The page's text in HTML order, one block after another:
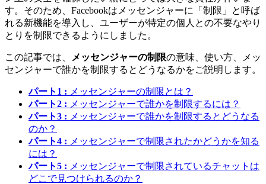
す。そのため、Facebookはメッセンジャーに「制限」と呼ば
れる新機能を導入し、ユーザーが特定の個人との不要なやり
とりを制限できるようにしました。
この記事では、 メッセンジャーの制限の意味、使い方、メッ
センジャーで誰かを制限するとどうなるかをご説明します。
パート1 : メッセンジャーの制限とは？
パート2 : メッセンジャーで誰かを制限するには？
パート3 : メッセンジャーで誰かを制限するとどうなる
のか？
パート4 : メッセンジャーで制限されたかどうかを知る
には？
パート5 : メッセンジャーで制限されているチャットは
どこで見つけられるのか？